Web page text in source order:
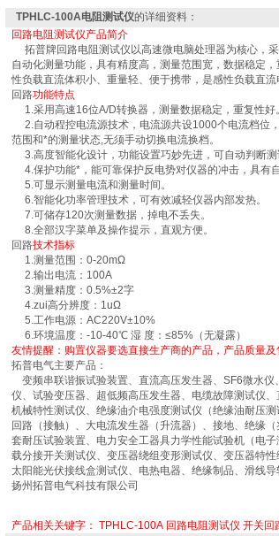
TPHLC-100A电阻测试仪的详细资料：
回路电阻测试仪产品简介
拓普牌回路电阻测试仪以高速微电脑处理器为核心，
自动化测量功能，具有精度高，测量范围宽，数据稳定
性负载直流体积小、重量轻、便于携带，是感性负载直流
回路功能特点
1.采用高速16位A/D转换器，测量数据稳定，重复性好。
2.自动程控电流源技术，电流源共设1000个电流档位
范围和*的测量状态,无须手动切换电流换档。
3.高度智能化设计，功能设置巧妙先进，可自动判断测
4.保护功能*，能可靠保护反电势对仪器的冲击，具有自
5.可显示测量电流和测量时间。
6.智能化功率管理技术，可有效减轻仪器内部发热。
7.可储存120次测量数据，掉电不丢失。
8.全部汉字菜单及操作提示，直观方便。
回路技术指标
1.测量范围：0-20mΩ
2.输出电流：100A
3.测量精度：0.5%±2字
4.zui高分辨度：1uΩ
5.工作电源：AC220V±10%
6.环境温度：-10-40℃ 湿 度：≤85%（无凝露）
友情提醒：购置仪器要选直接生产商的产品，产品质量及
拓普电气主要产品：
变频串联谐振试验装置、直流高压发生器、SF6微水
仪、试验变压器、超低频高压发生器、电缆故障测试仪
机械特性测试仪、绝缘油介电强度测试仪（绝缘油耐压
回路（接触）、大电流发生器（升流器）、接地、绝缘
套耐压试验装置、电力安全工器具力学性能试验机（电
载分接开关测试仪、变压器绕组变形测试仪、变压器特
太阳能光伏接线盒测试仪、电热电器、绝缘制品、滑线导
扬州拓普电气科技有限公司
产品相关关键字： TPHLC-100A 回路电阻测试仪 开关回